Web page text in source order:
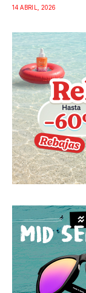
14 ABRIL, 2026